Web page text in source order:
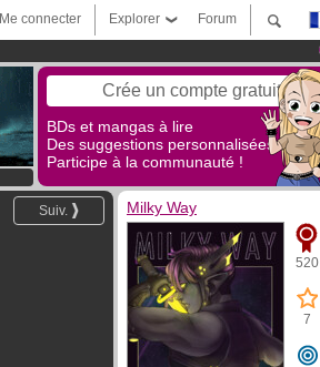
Forum
Explorer
Me connecter
Crée un compte gratuit
BDs et mangas à lire
Des suggestions personnalisées !
Participe à la communauté !
Suiv. Milky Way
520
7